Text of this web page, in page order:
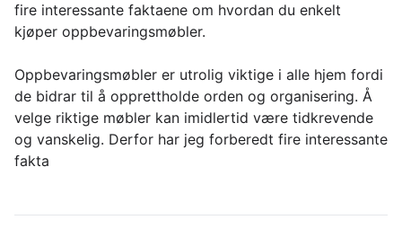
fire interessante faktaene om hvordan du enkelt
kjøper oppbevaringsmøbler.
Oppbevaringsmøbler er utrolig viktige i alle hjem fordi
de bidrar til å opprettholde orden og organisering. Å
velge riktige møbler kan imidlertid være tidkrevende
og vanskelig. Derfor har jeg forberedt fire interessante
fakta